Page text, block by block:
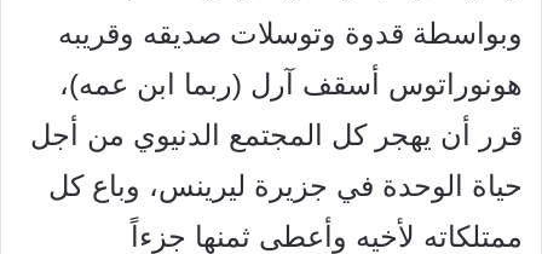
وبواسطة قدوة وتوسلات صديقه وقريبه
هونوراتوس أسقف آرل (ربما ابن عمه)،
قرر أن يهجر كل
المجتمع الدنيوي من أجل
حياة الوحدة في جزيرة ليرينس، وباع كل
ممتلكاته لأخيه وأعطى ثمنها جزءاً